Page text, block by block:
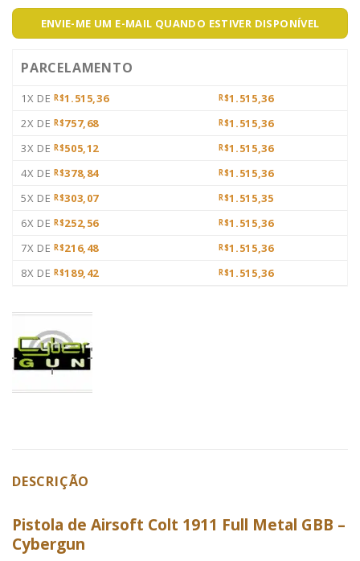
ENVIE-ME UM E-MAIL QUANDO ESTIVER DISPONÍVEL
PARCELAMENTO
1X DE R$1.515,36 R$1.515,36
2X DE R$757,68 R$1.515,36
3X DE R$505,12 R$1.515,36
4X DE R$378,84 R$1.515,36
5X DE R$303,07 R$1.515,35
6X DE R$252,56 R$1.515,36
7X DE R$216,48 R$1.515,36
8X DE R$189,42 R$1.515,36
DESCRIÇÃO
Pistola de Airsoft Colt 1911 Full Metal GBB –
Cybergun